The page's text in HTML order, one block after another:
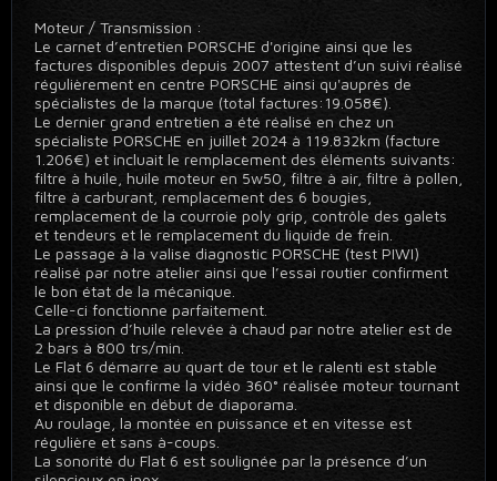
Moteur / Transmission :
Le carnet d’entretien PORSCHE d'origine ainsi que les
factures disponibles depuis 2007 attestent d’un suivi réalisé
régulièrement en centre PORSCHE ainsi qu'auprès de
spécialistes de la marque (total factures:19.058€).
Le dernier grand entretien a été réalisé en chez un
spécialiste PORSCHE en juillet 2024 à 119.832km (facture
1.206€) et incluait le remplacement des éléments suivants:
filtre à huile, huile moteur en 5w50, filtre à air, filtre à pollen,
filtre à carburant, remplacement des 6 bougies,
remplacement de la courroie poly grip, contrôle des galets
et tendeurs et le remplacement du liquide de frein.
Le passage à la valise diagnostic PORSCHE (test PIWI)
réalisé par notre atelier ainsi que l’essai routier confirment
le bon état de la mécanique.
Celle-ci fonctionne parfaitement.
La pression d’huile relevée à chaud par notre atelier est de
2 bars à 800 trs/min.
Le Flat 6 démarre au quart de tour et le ralenti est stable
ainsi que le confirme la vidéo 360° réalisée moteur tournant
et disponible en début de diaporama.
Au roulage, la montée en puissance et en vitesse est
régulière et sans à-coups.
La sonorité du Flat 6 est soulignée par la présence d’un